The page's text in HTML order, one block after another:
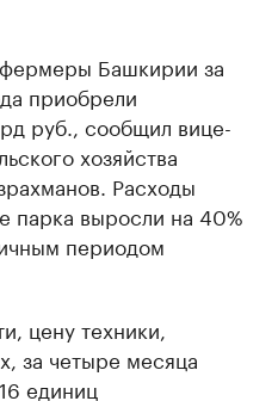
Башкирии за
приобрели
руб., сообщил вице-
хозяйства
Расходы
парка выросли на 40%
периодом
цену техники,
за четыре месяца
единиц